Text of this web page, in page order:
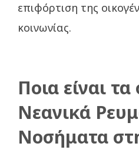
επιφόρτιση της
κοινωνίας.
Ποια είναι
Νεανικά
Νοσήματα